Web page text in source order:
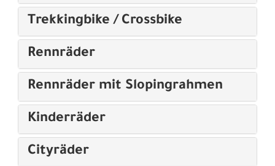
Trekkingbike / Crossbike
Rennräder
Rennräder mit Slopingrahmen
Kinderräder
Cityräder